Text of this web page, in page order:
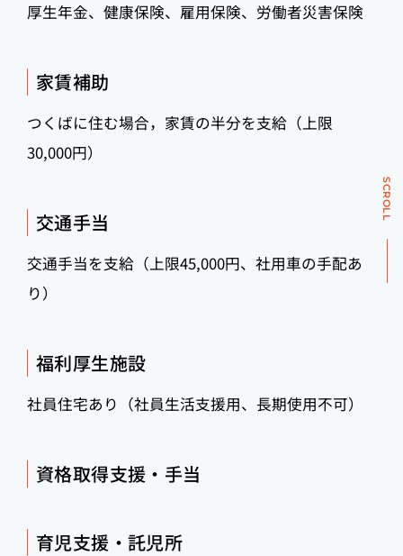
SCROLL
厚生年金、健康保険、雇用保険、労働者災害保険
家賃補助
つくばに住む場合，家賃の半分を支給（上限
30,000円）
交通手当
交通手当を支給（上限45,000円、社用車の手配あ
り）
福利厚生施設
社員住宅あり（社員生活支援用、長期使用不可）
資格取得支援・手当
育児支援・託児所